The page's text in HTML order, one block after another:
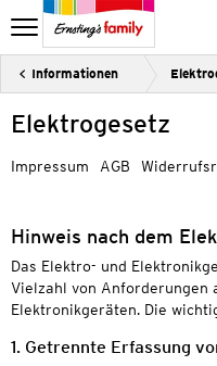
Informationen
Elektrogesetz
Impressum AGB
Hinweis nach dem
Das Elektro- und
Vielzahl von Anforderungen
Elektronikgeräten. Die
1. Getrennte Erfassung